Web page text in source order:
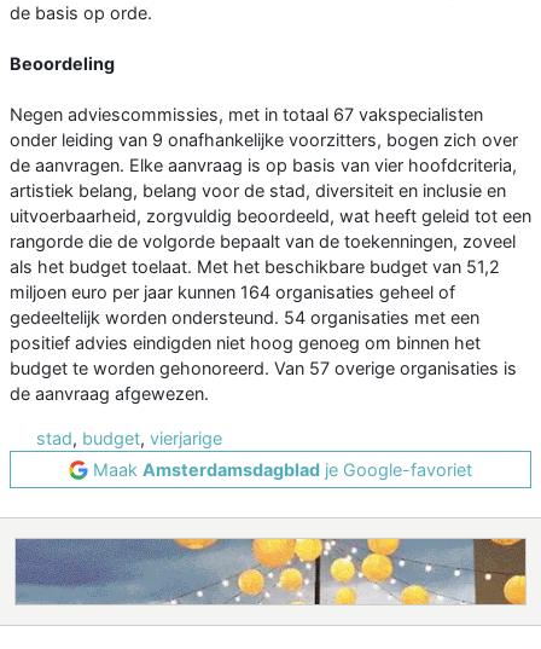
de basis op orde.
Beoordeling
Negen adviescommissies, met in totaal 67 vakspecialisten
onder leiding van 9 onafhankelijke voorzitters, bogen zich over
de aanvragen. Elke aanvraag is op basis van vier hoofdcriteria,
artistiek belang, belang voor de stad, diversiteit en inclusie en
uitvoerbaarheid, zorgvuldig beoordeeld, wat heeft geleid tot een
rangorde die de volgorde bepaalt van de toekenningen, zoveel
als het budget toelaat. Met het beschikbare budget van 51,2
miljoen euro per jaar kunnen 164 organisaties geheel of
gedeeltelijk worden ondersteund. 54 organisaties met een
positief advies eindigden niet hoog genoeg om binnen het
budget te worden gehonoreerd. Van 57 overige organisaties is
de aanvraag afgewezen.
stad, budget, vierjarige
Maak Amsterdamsdagblad je Google-favoriet